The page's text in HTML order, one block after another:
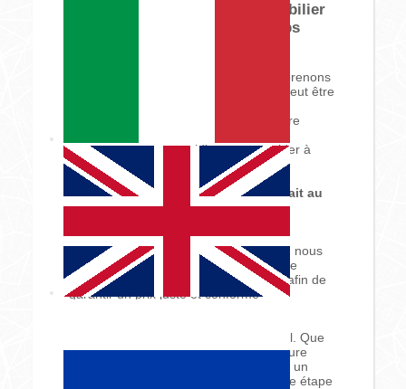
Vos Recherches de Bien Immobilier
Reste Infructueuses ? Le Temps
, nous comprenons
que trouver le bien immobilier parfait peut être
, notre
accompagner au quotidien et vous aider à
trouverla propriété de vos rêves.
Notre Mission : Trouver le Bien Parfait au
Juste Prix
Nous nous engageons à vous fournir
uneestimation précise et réalisteen nous
basant sur les
ventes récentes dans le
secteur et sur les biens comparables, afin de
garantir un prix juste et conforme
est primordial. Que
vous soyez à la recherche de votre future
maison ou que vous souhaitiez vendre un
bien, notre équipe vous guide à chaque étape